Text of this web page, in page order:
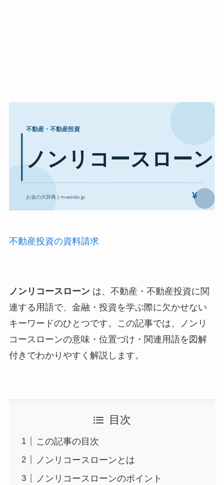
不動産投資の資料請求
ノンリコースローンは、不動産・不動産投資に関
連する用語で、金融・投資を学ぶ際に欠かせない
キーワードのひとつです。この記事では、ノンリ
コースローンの意味・位置づけ・関連用語を図解
付きでわかりやすく解説します。
目次
この記事の目次
ノンリコースローンとは
ノンリコースローンのポイント